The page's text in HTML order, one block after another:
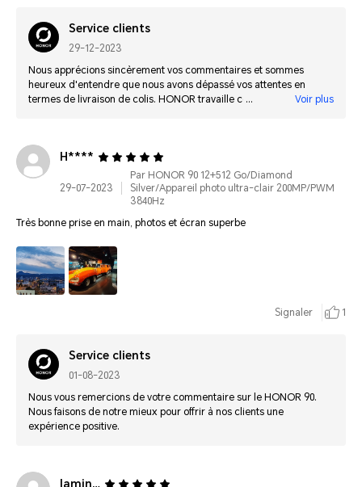
Service clients
29-12-2023
Nous apprécions sincèrement vos commentaires et sommes
heureux d'entendre que nous avons dépassé vos attentes en
termes de livraison de colis. HONOR travaille continuellement à
Voir plus
H****
29-07-2023
Par HONOR 90 12+512 Go/Diamond
Silver/Appareil photo ultra-clair 200MP/PWM
3840Hz
Très bonne prise en main, photos et écran superbe
Signaler 1
Service clients
01-08-2023
Nous vous remercions de votre commentaire sur le HONOR 90.
Nous faisons de notre mieux pour offrir à nos clients une
expérience positive.
lamined*******@gmail.com